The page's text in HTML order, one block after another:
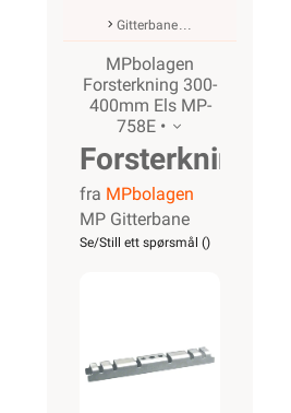
Gitterbane
MPbolagen
Forsterkning 300-
400mm Els MP-
758E •
Forsterkning
300-
400mm
758E
fra MPbolagen
MP Gitterbane
Se/Still ett spørsmål ()